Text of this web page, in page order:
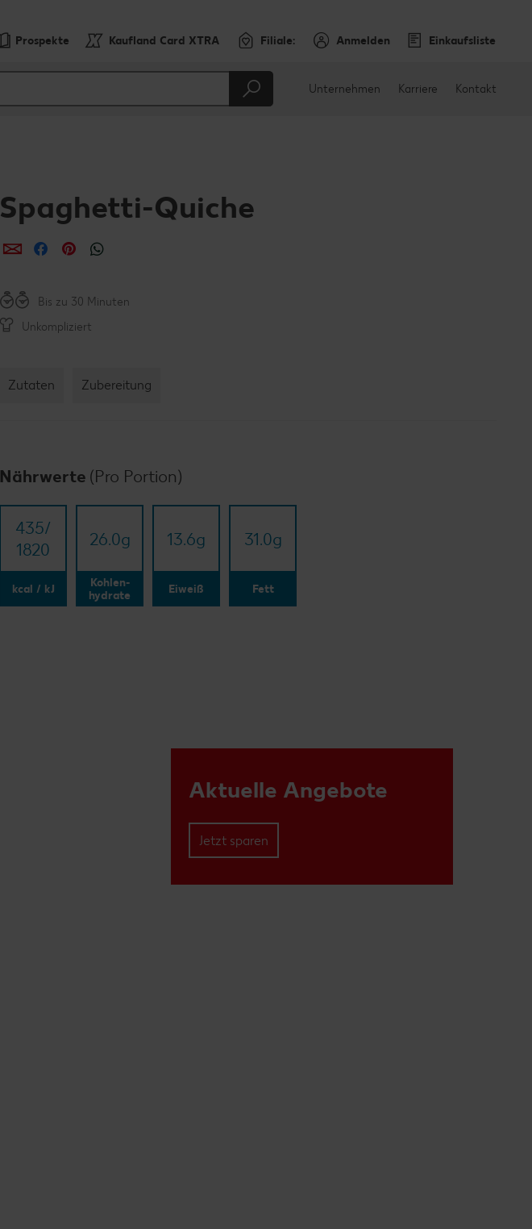
Prospekte Kaufland Card XTRA Filiale: Anmelden Einkaufsliste
Unternehmen Karriere Kontakt
Spaghetti-Quiche
per E-Mail teilen
per Facebook teilen
per Pinterest teilen
Bis zu 30 Minuten
Unkompliziert
Zutaten Zubereitung
Nährwerte (Pro Portion)
435/​
1820
kcal / kJ
26.0g
Kohlen-
hydrate
13.6g
Eiweiß
31.0g
Fett
Aktuelle Angebote
Jetzt sparen